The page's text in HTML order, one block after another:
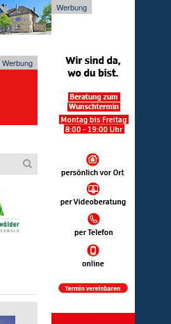
Werbung
Werbung